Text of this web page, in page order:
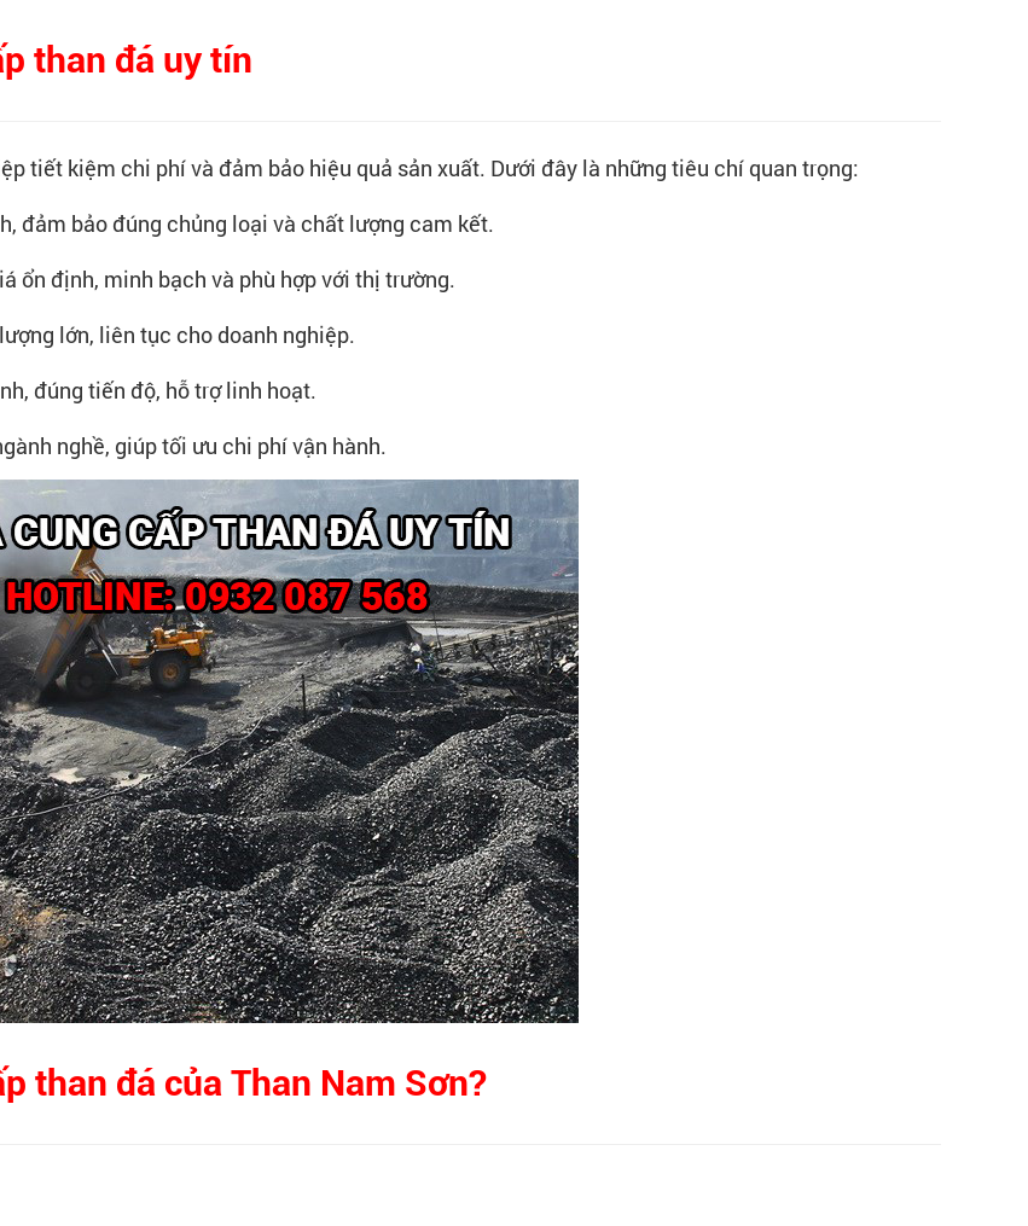
than đá uy tín
tiết kiệm chi phí và đảm bảo hiệu quả sản xuất. Dưới đây là những tiêu chí quan trọng:
đảm bảo đúng chủng loại và chất lượng cam kết.
ổn định, minh bạch và phù hợp với thị trường.
lớn, liên tục cho doanh nghiệp.
đúng tiến độ, hỗ trợ linh hoạt.
nghề, giúp tối ưu chi phí vận hành.
than đá của Than Nam Sơn?